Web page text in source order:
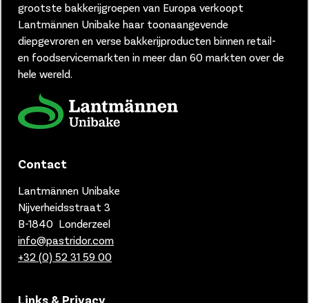
grootste bakkerijgroepen van Europa verkoopt
Lantmännen Unibake haar toonaangevende
diepgevroren en verse bakkerijproducten binnen retail-
en foodservicemarkten in meer dan 60 markten over de
hele wereld.
Contact
Lantmännen Unibake
Nijverheidsstraat 3
B-1840 Londerzeel
info@pastridor.com
+32 (0) 52 31 59 00
Links & Privacy